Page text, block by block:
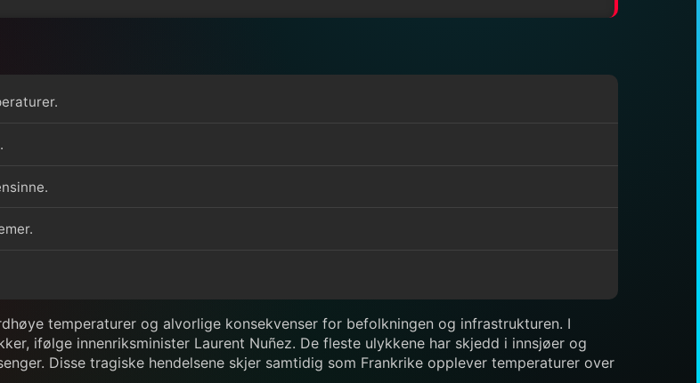
temperaturer og alvorlige konsekvenser for befolkningen og infrastrukturen. I
ifølge innenriksminister Laurent Nuñez. De fleste ulykkene har skjedd i innsjøer og
Disse tragiske hendelsene skjer samtidig som Frankrike opplever temperaturer over